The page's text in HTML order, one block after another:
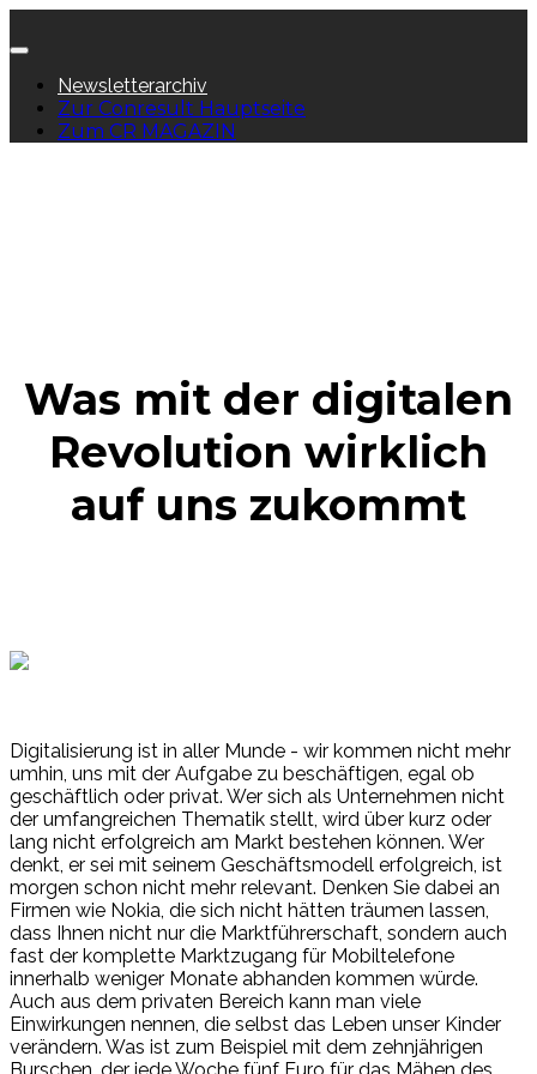
Newsletterarchiv
Zur Conresult Hauptseite
Zum CR MAGAZIN
Was mit der digitalen
Revolution wirklich
auf uns zukommt
Digitalisierung ist in aller Munde - wir kommen nicht mehr
umhin, uns mit der Aufgabe zu beschäftigen, egal ob
geschäftlich oder privat. Wer sich als Unternehmen nicht
der umfangreichen Thematik stellt, wird über kurz oder
lang nicht erfolgreich am Markt bestehen können. Wer
denkt, er sei mit seinem Geschäftsmodell erfolgreich, ist
morgen schon nicht mehr relevant. Denken Sie dabei an
Firmen wie Nokia, die sich nicht hätten träumen lassen,
dass Ihnen nicht nur die Marktführerschaft, sondern auch
fast der komplette Marktzugang für Mobiltelefone
innerhalb weniger Monate abhanden kommen würde.
Auch aus dem privaten Bereich kann man viele
Einwirkungen nennen, die selbst das Leben unser Kinder
verändern. Was ist zum Beispiel mit dem zehnjährigen